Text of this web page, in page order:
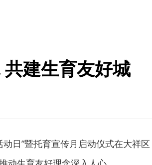
建生育友好城
日”暨托育宣传月启动仪式在大祥区